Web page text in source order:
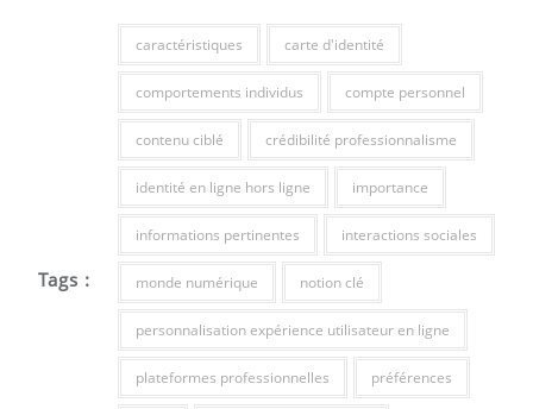
Tags :
caractéristiques carte d'identité
comportements individus compte personnel
contenu ciblé crédibilité professionnalisme
identité en ligne hors ligne importance
informations pertinentes interactions sociales
monde numérique notion clé
personnalisation expérience utilisateur en ligne
plateformes professionnelles préférences